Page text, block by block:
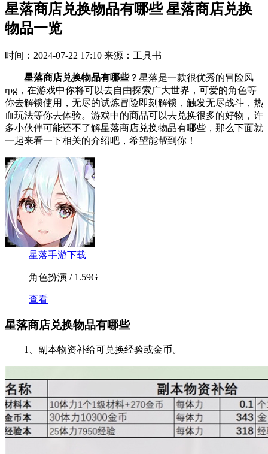
星落商店兑换物品有哪些 星落商店兑换
物品一览
时间：2024-07-22 17:10 来源：工具书
星落商店兑换物品有哪些？星落是一款很优秀的冒险风
rpg，在游戏中你将可以去自由探索广大世界，可爱的角色等
你去解锁使用，无尽的试炼冒险即刻解锁，触发无尽战斗，热
血玩法等你去体验。游戏中的商品可以去兑换很多的好物，许
多小伙伴可能还不了解星落商店兑换物品有哪些，那么下面就
一起来看一下相关的介绍吧，希望能帮到你！
星落手游下载
角色扮演 / 1.59G
查看
星落商店兑换物品有哪些
1、副本物资补给可兑换经验或金币。